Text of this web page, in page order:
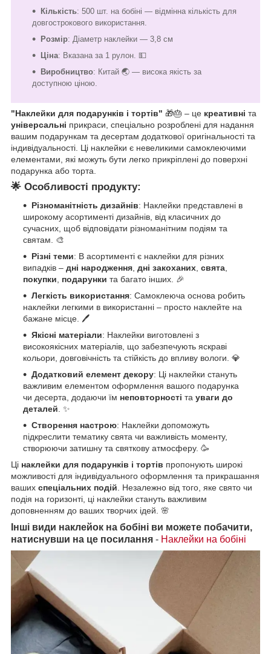
Кількість: 500 шт. на бобіні — відмінна кількість для
довгострокового використання.
Розмір: Діаметр наклейки — 3,8 см
Ціна: Вказана за 1 рулон. 💵
Виробництво: Китай 🌏 — висока якість за
доступною ціною.
"Наклейки для подарунків і тортів" 🎁🎂 – це креативні та
універсальні прикраси, спеціально розроблені для надання
вашим подарункам та десертам додаткової оригінальності та
індивідуальності. Ці наклейки є невеликими самоклеючими
елементами, які можуть бути легко прикріплені до поверхні
подарунка або торта.
🌟 Особливості продукту:
Різноманітність дизайнів: Наклейки представлені в
широкому асортименті дизайнів, від класичних до
сучасних, щоб відповідати різноманітним подіям та
святам. 🎨
Різні теми: В асортименті є наклейки для різних
випадків – дні народження дні закоханих свята
покупки
подарунки та багато інших. 🎉
Легкість використання: Самоклеюча основа робить
наклейки легкими в використанні – просто наклейте на
бажане місце. 🖊️
Якісні матеріали: Наклейки виготовлені з
високоякісних матеріалів, що забезпечують яскраві
кольори, довговічність та стійкість до впливу вологи. 💎
Додатковий елемент декору: Ці наклейки стануть
важливим елементом оформлення вашого подарунка
чи десерта, додаючи їм неповторності та уваги до
деталей . ✨
Створення настрою: Наклейки допоможуть
підкреслити тематику свята чи важливість моменту,
створюючи затишну та святкову атмосферу. 🥳
Ці наклейки для подарунків і тортів пропонують широкі
можливості для індивідуального оформлення та прикрашання
ваших спеціальних подій . Незалежно від того, яке свято чи
подія на горизонті, ці наклейки стануть важливим
доповненням до ваших творчих ідей. 🌸
Інші види наклейок на бобіні ви можете побачити,
натиснувши на це посилання - Наклейки на бобіні